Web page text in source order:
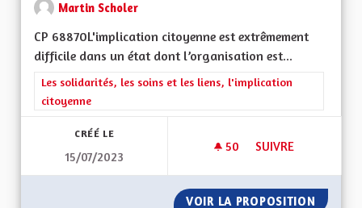
Martin Scholer
CP 68870L'implication citoyenne est extrêmement
difficile dans un état dont l’organisation est...
Filtrer les résultats de la catégorie : Les solidarités, les soins
Les solidarités, les soins et les liens, l'implication
citoyenne
CRÉÉ LE
15/07/2023
50 50 ABONNÉS
SUIVRE
VOIR LA PROPOSITION POUR